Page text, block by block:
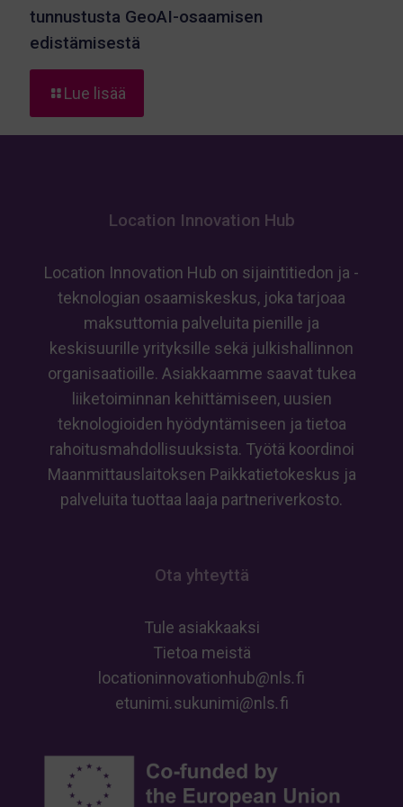
tunnustusta GeoAI-osaamisen
edistämisestä
Lue lisää
Location
osaamisen
Location Innovation Hub
Location Innovation Hub on sijaintitiedon ja -
teknologian osaamiskeskus, joka tarjoaa
maksuttomia palveluita pienille ja
keskisuurille yrityksille sekä julkishallinnon
organisaatioille. Asiakkaamme saavat tukea
liiketoiminnan kehittämiseen, uusien
teknologioiden hyödyntämiseen ja tietoa
rahoitusmahdollisuuksista. Työtä koordinoi
Maanmittauslaitoksen Paikkatietokeskus ja
palveluita tuottaa laaja partneriverkosto.
Ota yhteyttä
Tule asiakkaaksi
Tietoa meistä
locationinnovationhub@nls.fi
etunimi.sukunimi@nls.fi